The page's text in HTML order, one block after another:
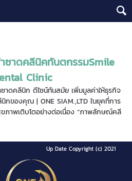
ซาดคลีนิคทันตกรรมSmile
Clinic
าดคลีนิก ดีไซน์ทันสมัย เพิ่มมูลค่าให้ธุรกิจ
กของคุณ | ONE SIAM.,LTD ในยุคที่การ
ภาพเติบโตอย่างต่อเนื่อง “ภาพลักษณ์คลี
Up Date Copyright (c) 2021